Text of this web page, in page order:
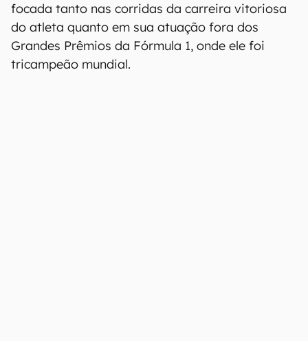
focada tanto nas corridas da carreira vitoriosa
do atleta quanto em sua atuação fora dos
Grandes Prêmios da Fórmula 1, onde ele foi
tricampeão mundial.